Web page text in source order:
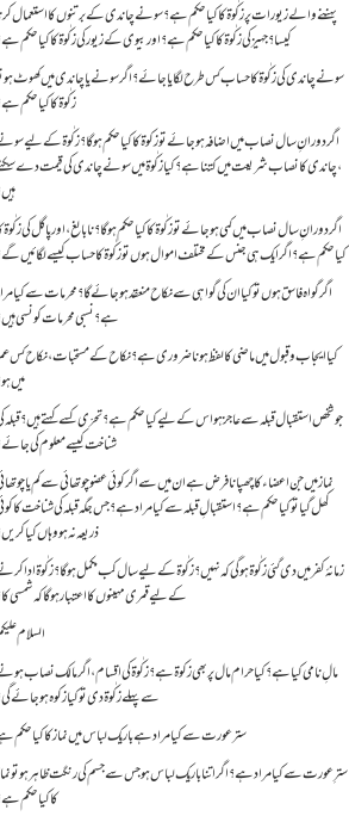
پہننے والے زیورات پر زکٰوۃ کا کیا حکم ہے؟ سونے چاندی کے برتنوں کا استعمال
کیسا؟ جہیز کی زکٰوۃ کا کیا حکم ہے؟ اور بیوی کے زیور کی زکٰوۃ کا کیا حکم
سونے چاندی کی زکٰوۃ کا حساب کس طرح لگایا جائے؟ اگر سونے یا چاندی میں کھوٹ ہو
زکٰوۃ کا کیا حکم
اگر دورانِ سال نصاب میں اضافہ ہو جائے تو زکوۃ کا کیا حکم ہو گا؟ زکٰوۃ کے لیے
،چاندی کا نصاب شریعت میں کتنا ہے؟ کیا زکٰوۃ میں سونے چاندی کی قیمت دے
اگر دورانِ سال نصاب میں کمی ہو جائے تو زکٰوۃ کا کیا حکم ہو گا؟ نا بالغ ، اور پاگل کی زکٰوۃ
کیا حکم ہے؟ اگر ایک ہی جنس کے مختلف اموال ہوں تو زکٰوۃ کا حساب کیسے لگائیں
اگر گواہ فاسق ہوں تو کیا ان کی گواہی سے نکاح منعقد ہو جائے گا؟ محرمات سے کیا
ہے؟ نسبی محرمات کونسی
کیا ایجاب و قبول میں ماضی کا لفظ ہونا ضروری ہے؟ نکاح کے مستحبات، نکاح کس
میں
جو شخص استقبال قبلہ سے عاجز ہو اس کے لیے کیا حکم ہے؟ تحرّی کسے کہتے ہیں؟ قبلہ
شناخت کیسے معلوم کی
نماز میں جن اعضاء کا چھپانا فرض ہے ان میں سے اگر کوئی عضو چوتھائی سے کم یا
کھل گیا تو کیا حکم ہے؟استقبالِ قبلہ سے کیا مراد ہے؟جس جگہ قبلہ کی شناخت کا
ذریعہ نہ ہو وہاں کیا
زمانۂ کفر میں دی گئی زکٰوۃ ہو گی کہ نہیں؟زکٰوۃ کے لیے سال کب مکمل ہو گا؟زکٰوۃ ادا
کے لیے قمری مہینوں کا اعتبار ہو گا کہ شمسی
السلام
مالِ نامی کیا ہے؟ کیا حرام مال پر بھی زکوۃ ہے؟ زکٰوۃ کی اقسام ،اگر مالک نصاب
سے پہلے زکٰوۃ دی تو کیا زکوه ہو
ستر عورت سے کیا مراد ہے باریک لباس میں نماز کا کیا حکم
سترِ عورت سے کیا مراد ہے؟اگر اتنا باریک لباس ہو جس سے جسم کی رنگت ظاہر ہو تو
کا کیا حکم